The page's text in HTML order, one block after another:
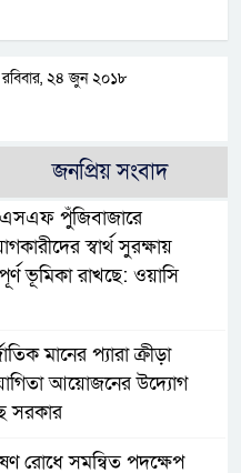
২৪ জুন ২০১৮
জনপ্রিয় সংবাদ
পুঁজিবাজারে
স্বার্থ সুরক্ষায়
ভূমিকা রাখছে: ওয়াসি
মানের প্যারা ক্রীড়া
আয়োজনের উদ্যোগ
সরকার
রোধে সমন্বিত পদক্ষেপ